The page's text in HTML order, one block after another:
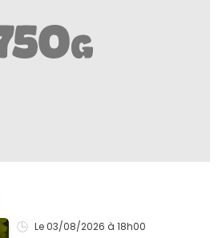
Le 03/08/2026 à 18h00